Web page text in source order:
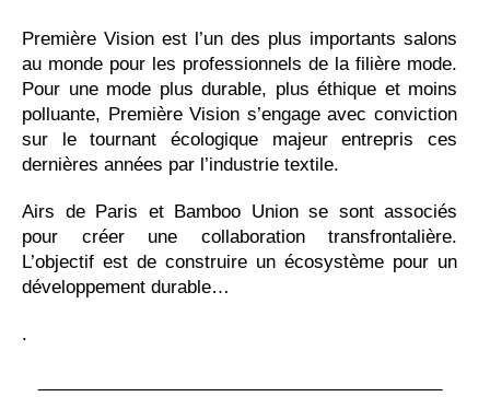
Première Vision est l’un des plus importants salons
au monde pour les professionnels de la filière mode.
Pour une mode plus durable, plus éthique et moins
polluante, Première Vision s’engage avec conviction
sur le tournant écologique majeur entrepris ces
dernières années par l’industrie textile.
Airs de Paris et Bamboo Union se sont associés
pour créer une collaboration transfrontalière.
L’objectif est de construire un écosystème pour un
développement durable…
.